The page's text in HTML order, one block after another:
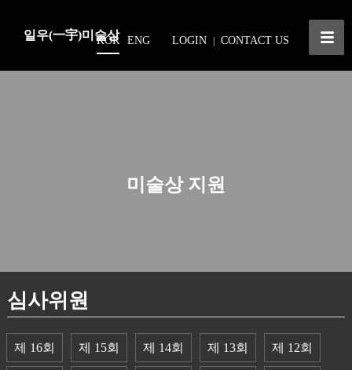
일우(一宇)미술상
KOR ENG LOGIN CONTACT US
미술상 지원
심사위원
제 16회 제 15회 제 14회 제 13회 제 12회